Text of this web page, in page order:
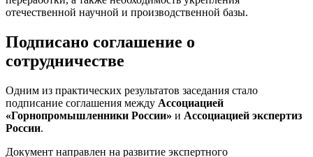
отечественной научной и производственной базы.
Подписано соглашение о
сотрудничестве
Одним из практических результатов заседания стало
подписание соглашения между Ассоциацией
«Горнопромышленники России» и Ассоциацией экспертиз
России.
Документ направлен на развитие экспертного